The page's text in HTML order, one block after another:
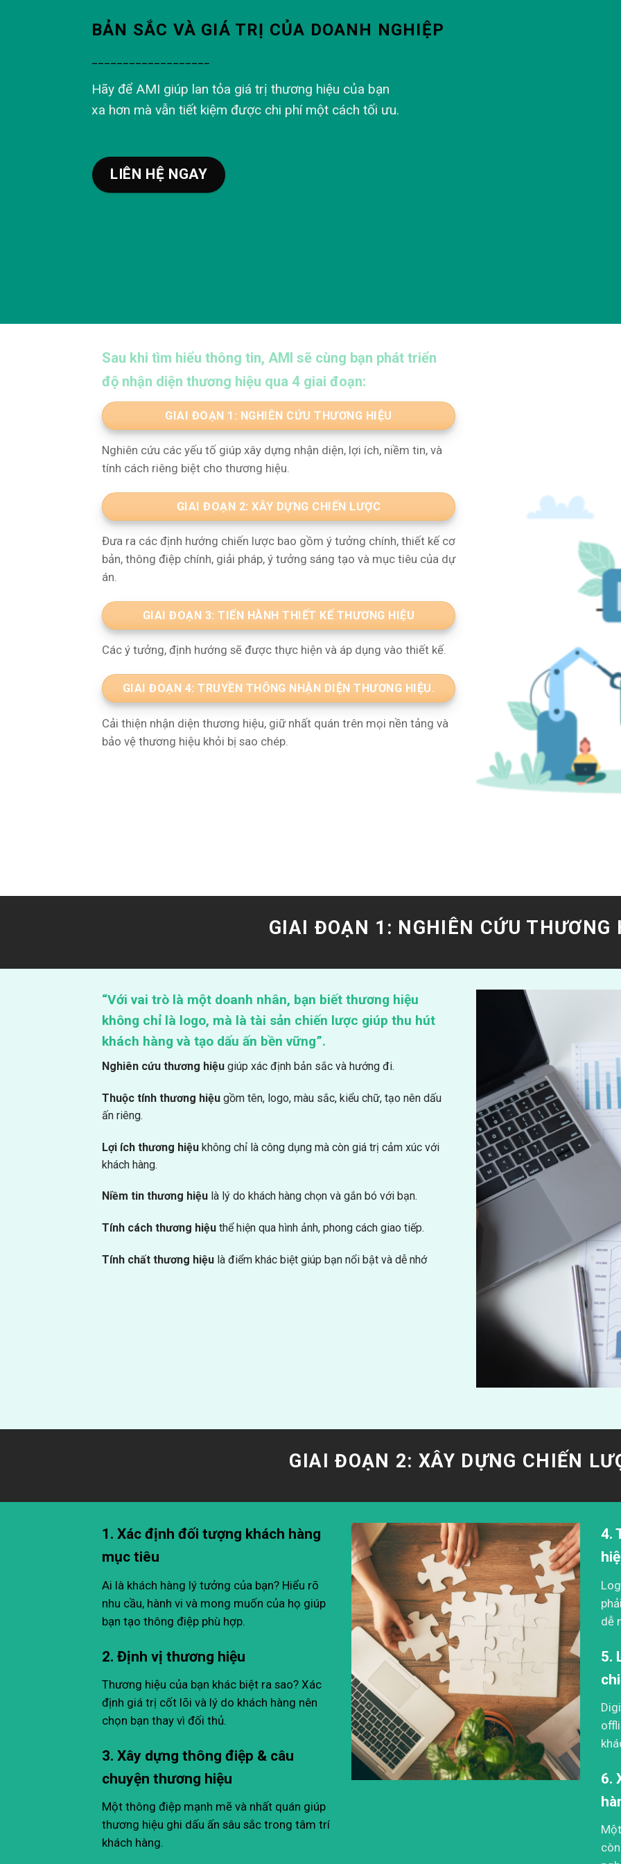
BẢN SẮC VÀ GIÁ TRỊ CỦA DOANH NGHIỆP
Hãy để AMI giúp lan tỏa giá trị thương hiệu của bạn
xa hơn mà vẫn tiết kiệm được chi phí một cách tối ưu.
LIÊN HỆ NGAY
Sau khi tìm hiểu thông tin, AMI sẽ cùng bạn phát triển
độ nhận diện thương hiệu qua 4 giai đoạn:
GIAI ĐOẠN 1: NGHIÊN CỨU THƯƠNG HIỆU
Nghiên cứu các yếu tố giúp xây dựng nhận diện, lợi ích, niềm tin, và
tính cách riêng biệt cho thương hiệu.
GIAI ĐOẠN 2: XÂY DỰNG CHIẾN LƯỢC
Đưa ra các định hướng chiến lược bao gồm ý tưởng chính, thiết kế cơ
bản, thông điệp chính, giải pháp, ý tưởng sáng tạo và mục tiêu của dự
án.
GIAI ĐOẠN 3: TIẾN HÀNH THIẾT KẾ THƯƠNG HIỆU
Các ý tưởng, định hướng sẽ được thực hiện và áp dụng vào thiết kế.
GIAI ĐOẠN 4: TRUYỀN THÔNG NHẬN DIỆN THƯƠNG HIỆU.
Cải thiện nhận diện thương hiệu, giữ nhất quán trên mọi nền tảng và
bảo vệ thương hiệu khỏi bị sao chép.
GIAI ĐOẠN 1: NGHIÊN CỨU THƯƠNG
“Với vai trò là một doanh nhân, bạn biết thương hiệu
không chỉ là logo, mà là tài sản chiến lược giúp thu hút
khách hàng và tạo dấu ấn bền vững”.
Nghiên cứu thương hiệu giúp xác định bản sắc và hướng đi.
Thuộc tính thương hiệu gồm tên, logo, màu sắc, kiểu chữ, tạo nên dấu
ấn riêng.
Lợi ích thương hiệu không chỉ là công dụng mà còn giá trị cảm xúc với
khách hàng.
Niềm tin thương hiệu là lý do khách hàng chọn và gắn bó với bạn.
Tính cách thương hiệu thể hiện qua hình ảnh, phong cách giao tiếp.
Tính chất thương hiệu là điểm khác biệt giúp bạn nổi bật và dễ nhớ
GIAI ĐOẠN 2: XÂY DỰNG CHIẾN
1. Xác định đối tượng khách hàng
mục tiêu
Ai là khách hàng lý tưởng của bạn? Hiểu rõ
nhu cầu, hành vi và mong muốn của họ giúp
bạn tạo thông điệp phù hợp.
2. Định vị thương hiệu
Thương hiệu của bạn khác biệt ra sao? Xác
định giá trị cốt lõi và lý do khách hàng nên
chọn bạn thay vì đối thủ.
3. Xây dựng thông điệp & câu
chuyện thương hiệu
Một thông điệp mạnh mẽ và nhất quán giúp
thương hiệu ghi dấu ấn sâu sắc trong tâm trí
khách hàng.
4.
dễ
5.
6.